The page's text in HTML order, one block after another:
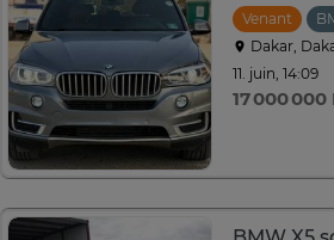
Venant
Dakar,
11. juin, 14:09
17 000 000